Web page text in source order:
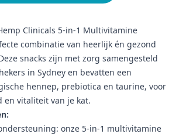
Clinicals 5-in-1 Multivitamine
combinatie van heerlijk én gezond
snacks zijn met zorg samengesteld
in Sydney en bevatten een
hennep, prebiotica en taurine, voor
en vitaliteit van je kat.
onze 5-in-1 multivitamine